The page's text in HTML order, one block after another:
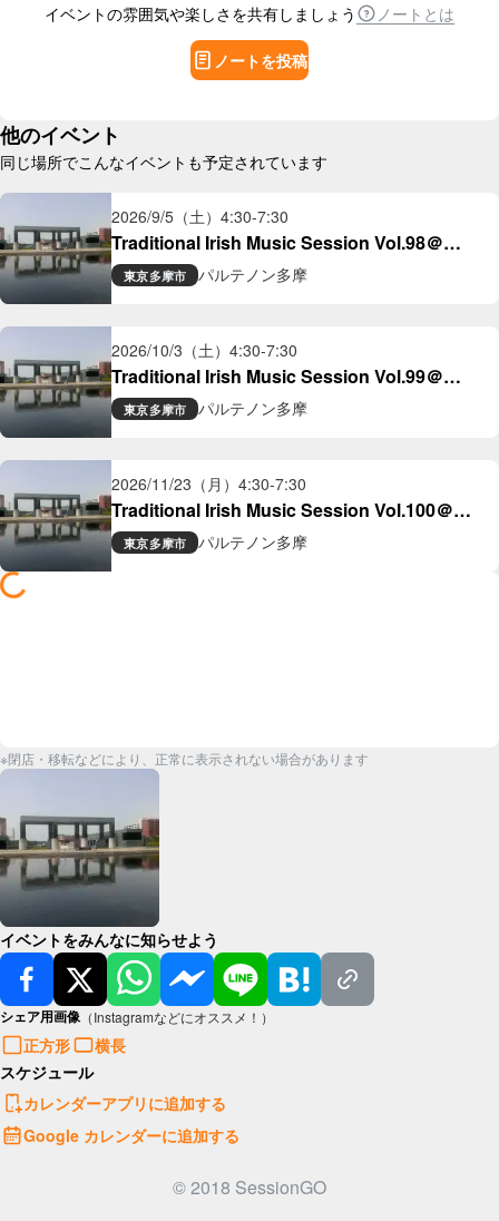
イベントの雰囲気や楽しさを共有しましょう
ノートとは
ノートを投稿
他のイベント
同じ場所でこんなイベントも予定されています
2026/9/5（土） 4:30-7:30
Traditional Irish Music Session Vol.98＠
Parthenon Tama
東京多摩市 パルテノン多摩
2026/10/3（土） 4:30-7:30
Traditional Irish Music Session Vol.99＠
Parthenon Tama
東京多摩市 パルテノン多摩
2026/11/23（月） 4:30-7:30
Traditional Irish Music Session Vol.100＠
Parthenon Tama
東京多摩市 パルテノン多摩
※閉店・移転などにより、正常に表示されない場合があります
イベントをみんなに知らせよう
シェア用画像 （Instagramなどにオススメ！）
正方形
横長
スケジュール
カレンダーアプリに追加する
Google カレンダーに追加する
© 2018 SessionGO